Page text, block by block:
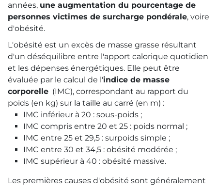
années, une augmentation du pourcentage de
personnes victimes de surcharge pondérale, voire
d'obésité.
L'obésité est un excès de masse grasse résultant
d'un déséquilibre entre l'apport calorique quotidien
et les dépenses énergétiques. Elle peut être
évaluée par le calcul de l'indice de masse
corporelle (IMC), correspondant au rapport du
poids (en kg) sur la taille au carré (en m) :
IMC inférieur à 20 : sous-poids ;
IMC compris entre 20 et 25 : poids normal ;
IMC entre 25 et 29,5 : surpoids simple ;
IMC entre 30 et 34,5 : obésité modérée ;
IMC supérieur à 40 : obésité massive.
Les premières causes d'obésité sont généralement